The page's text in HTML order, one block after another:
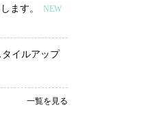
ます。
NEW
タイルアップ
一覧を見る